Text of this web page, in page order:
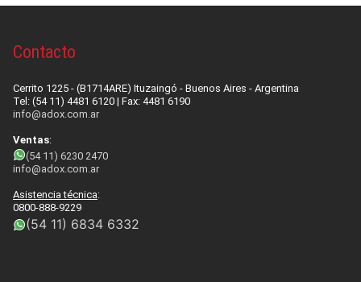
Contacto
Cerrito 1225 - (B1714ARE) Ituzaingó - Buenos Aires - Argentina
Tel: (54 11) 4481 6120 | Fax: 4481 6190
info@adox.com.ar
Ventas:
(54 11) 6230 2470
info@adox.com.ar
Asistencia técnica:
0800-888-9229
(54 11) 6834 6332